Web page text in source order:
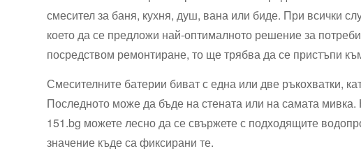
смесител за баня, кухня, душ, вана или биде. При всички
което да се предложи най-оптималното решение за
посредством ремонтиране, то ще трябва да се пристъпи
Смесителните батерии биват с една или две ръкохватки,
Последното може да бъде на стената или на самата
151.bg можете лесно да се свържете с подходящите
значение къде са фиксирани те.